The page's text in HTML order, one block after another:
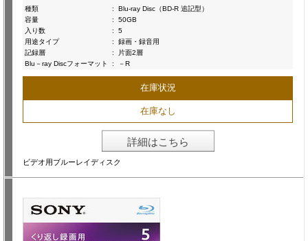
種類
:
Blu-ray Disc（BD-R 追記型）
容量
:
50GB
入り数
:
5
用途タイプ
:
録画・録音用
記録層
:
片面2層
Blu－ray Discフォーマット
: －R
在庫状況
在庫なし
詳細はこちら
ビデオ用ブルーレイディスク